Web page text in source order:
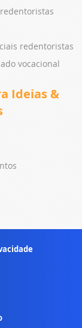
redentoristas
vocacional
Ideias &